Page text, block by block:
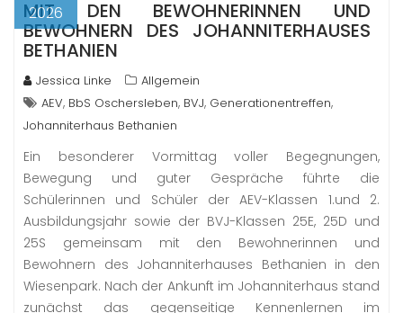
2026
MIT DEN BEWOHNERINNEN UND
BEWOHNERN DES JOHANNITERHAUSES
BETHANIEN
Jessica Linke
Allgemein
AEV, BbS Oschersleben, BVJ, Generationentreffen,
Johanniterhaus Bethanien
Ein besonderer Vormittag voller Begegnungen,
Bewegung und guter Gespräche führte die
Schülerinnen und Schüler der AEV-Klassen 1.und 2.
Ausbildungsjahr sowie der BVJ-Klassen 25E, 25D und
25S gemeinsam mit den Bewohnerinnen und
Bewohnern des Johanniterhauses Bethanien in den
Wiesenpark. Nach der Ankunft im Johanniterhaus stand
zunächst das gegenseitige Kennenlernen im